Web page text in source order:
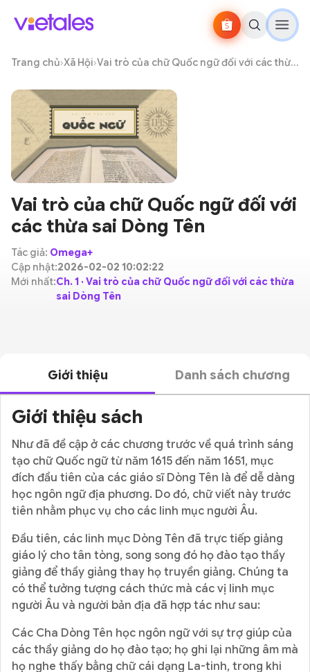
Trang chủ›Xã Hội› Vai trò của chữ Quốc ngữ đối với các thừa sai Dòng Tên
Vai trò của chữ Quốc ngữ đối với
các thừa sai Dòng Tên
Tác giả: Omega+
Cập nhật:2026-02-02 10:02:22
Mới nhất:Ch. 1 · Vai trò của chữ Quốc ngữ đối với các thừa
sai Dòng Tên
Giới thiệu Danh sách chương
Giới thiệu sách
Như đã đề cập ở các chương trước về quá trình sáng
tạo chữ Quốc ngữ từ năm 1615 đến năm 1651, mục
đích đầu tiên của các giáo sĩ Dòng Tên là để dễ dàng
học ngôn ngữ địa phương. Do đó, chữ viết này trước
tiên nhằm phục vụ cho các linh mục người Âu.
Đầu tiên, các linh mục Dòng Tên đã trực tiếp giảng
giáo lý cho tân tòng, song song đó họ đào tạo thầy
giảng để thầy giảng thay họ truyền giảng. Chúng ta
có thể tưởng tượng cách thức mà các vị linh mục
người Âu và người bản địa đã hợp tác như sau:
Các Cha Dòng Tên học ngôn ngữ với sự trợ giúp của
các thầy giảng do họ đào tạo; họ ghi lại những âm mà
họ nghe thấy bằng chữ cái dạng La-tinh, trong khi